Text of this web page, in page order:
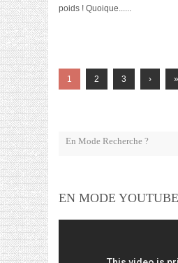
poids ! Quoique......
1 2 3 › »
EN MODE YOUTUBE